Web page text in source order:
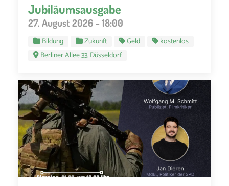
Jubiläumsausgabe
27. August 2026 - 18:00
Bildung Zukunft Geld
kostenlos
Berliner Allee 33, Düsseldorf